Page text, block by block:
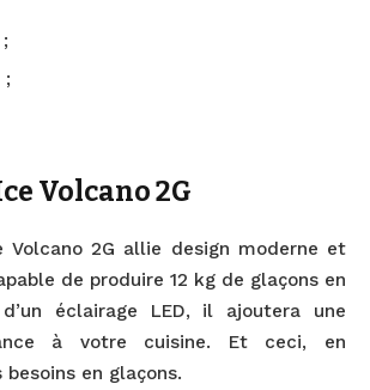
;
Volcano 2G
Volcano 2G allie design moderne et
de produire 12 kg de glaçons en
éclairage LED, il ajoutera une
à votre cuisine. Et ceci, en
en glaçons.